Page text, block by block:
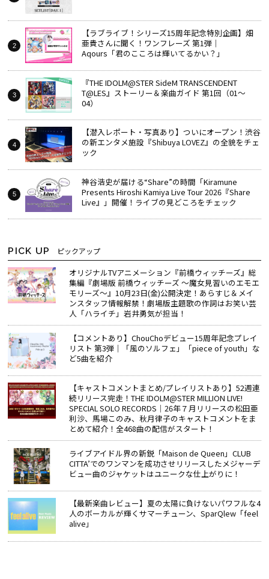
【ラブライブ！シリーズ15周年記念特別企画】畑
亜貴さんに聞く！ワンフレーズ 第1弾｜
Aqours「君のこころは輝いてるかい？」
『THE IDOLM@STER SideM TRANSCENDENT
T@LES』ストーリー＆楽曲ガイド 第1回（01～
04）
【潜入レポート・写真あり】ついにオープン！渋谷
の新エンタメ施設『Shibuya LOVEZ』の全貌をチェ
ック
神谷浩史が届ける“Share”の時間――「Kiramune
Presents Hiroshi Kamiya Live Tour 2026『Share
Live』」開催！ライブの見どころをチェック
PICK UP ピックアップ
オリジナルTVアニメーション『前橋ウィッチーズ』総
集編『劇場版 前橋ウィッチーズ ～魔女見習いのエモエ
モリーズ～』10月23日(金)公開決定！あらすじ＆メイ
ンスタッフ情報解禁！劇場版主題歌の作詞はお笑い芸
人「ハライチ」岩井勇気が担当！
【コメントあり】ChouChoデビュー15周年記念プレイ
リスト 第3弾｜「風のソルフェ」「piece of youth」な
ど5曲を紹介
【キャストコメントまとめ/プレイリストあり】52週連
続リリース完走！THE IDOLM@STER MILLION LIVE!
SPECIAL SOLO RECORDS│26年７月リリースの松田亜
利沙、馬場このみ、秋月律子のキャストコメントをま
とめて紹介！全468曲の配信がスタート！
ライブアイドル界の新鋭「Maison de Queen」CLUB
CITTA’でのワンマンを成功させリリースしたメジャーデ
ビュー曲のジャケットはユニークな仕上がりに！
【最新楽曲レビュー】夏の太陽に負けないパワフルな4
人のボーカルが輝くサマーチューン、SparQlew「feel
alive」